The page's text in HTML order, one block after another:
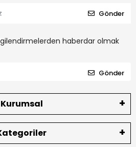
Gönder
haberdar olmak
Gönder
Kurumsal